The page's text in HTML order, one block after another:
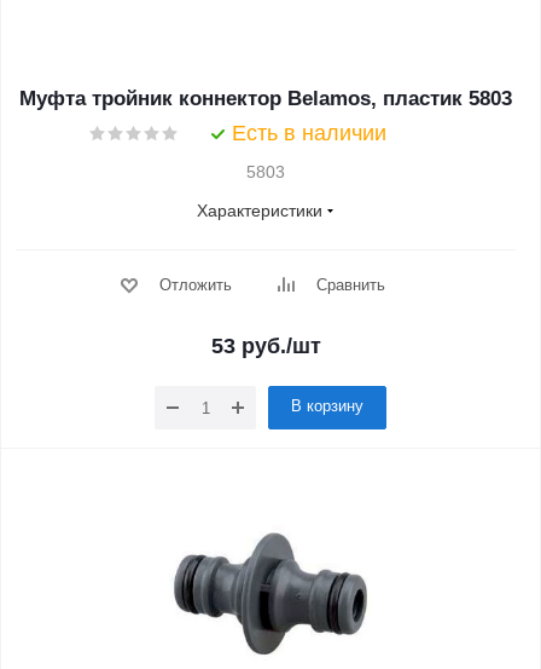
Муфта тройник коннектор Belamos, пластик 5803
Есть в наличии
5803
Характеристики
Отложить Сравнить
53 руб./шт
В корзину